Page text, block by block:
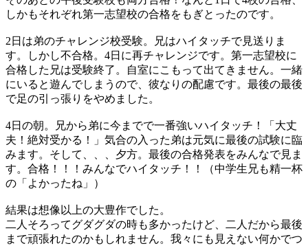
しかもそれぞれ第一志望校の合格をもぎとったのです。
2日は弟のチャレンジ校受験。兄はハイタッチで見送りま
す。しかし不合格。4日に再チャレンジです。第一志望校に
合格した兄は受験終了。自室にこもって出てきません。一緒
にいると遊んでしまうので、彼なりの配慮です。最後の最後
で足の引っ張りをやめました。
4日の朝。兄から弟に今までで一番強いハイタッチ！「大丈
夫！絶対受かる！」気合の入った弟は元気に最後の試験に臨
みます。そして、、、夕方。最後の合格発表をみんなで見ま
す。合格！！！みんなでハイタッチ！！（中学生兄も精一杯
の「よかったね」）
結果は想像以上の大豊作でした。
二人そろってグダグダの時も多かったけど、二人だから最後
まで頑張れたのかもしれません。我々にも見えない何かでつ